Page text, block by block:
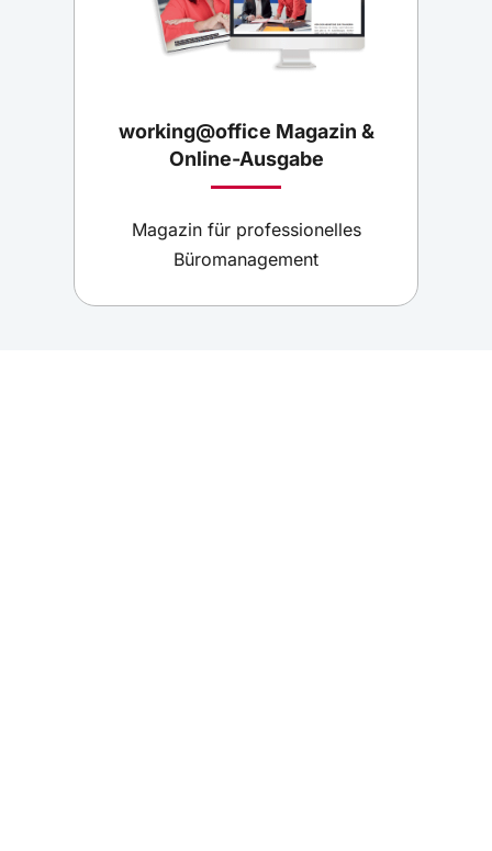
working@office Magazin &
Online-Ausgabe
Magazin für professionelles
Büromanagement